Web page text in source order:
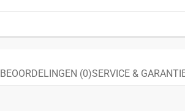
BEOORDELINGEN (0)SERVICE &